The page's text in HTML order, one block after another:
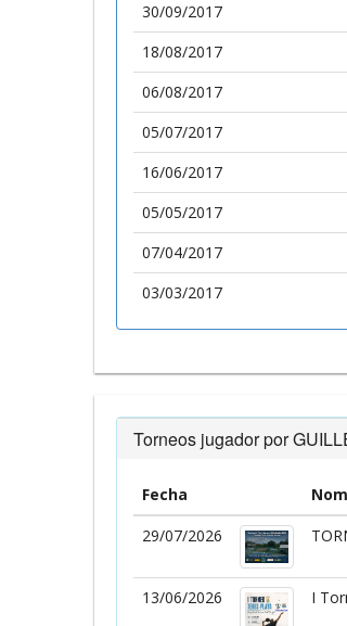
30/09/2017
18/08/2017
06/08/2017
05/07/2017
16/06/2017
05/05/2017
07/04/2017
03/03/2017
Torneos jugador por
Fecha
29/07/2026
13/06/2026
I